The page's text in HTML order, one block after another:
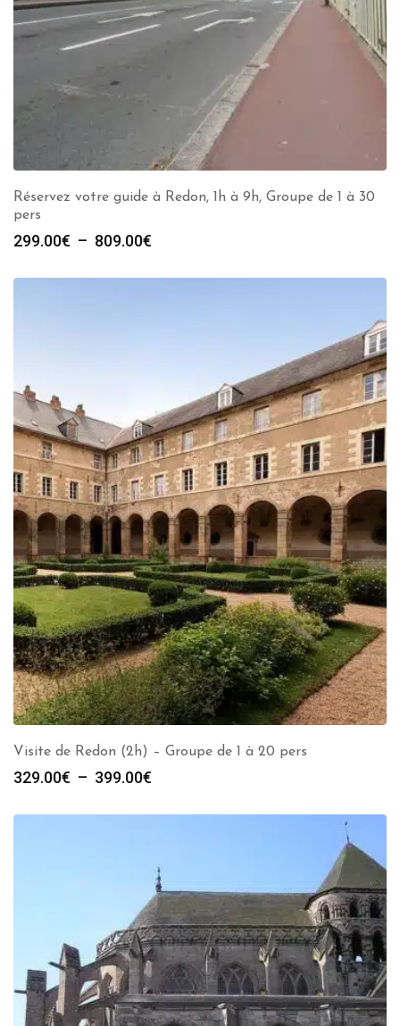
Réservez votre guide à Redon, 1h à 9h, Groupe de 1 à 30
pers
299.00€ – 809.00€
prix :
Visite de Redon (2h) – Groupe de 1 à 20 pers
329.00€ – 399.00€
prix :
399.00€